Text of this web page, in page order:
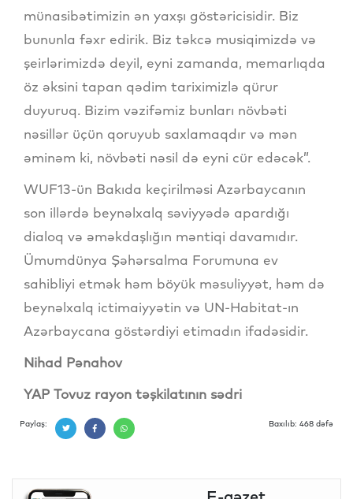
münasibətimizin ən yaxşı göstəricisidir. Biz
bununla fəxr edirik. Biz təkcə musiqimizdə və
şeirlərimizdə deyil, eyni zamanda, memarlıqda
öz əksini tapan qədim tariximizlə qürur
duyuruq. Bizim vəzifəmiz bunları növbəti
nəsillər üçün qoruyub saxlamaqdır və mən
əminəm ki, növbəti nəsil də eyni cür edəcək”.
WUF13-ün Bakıda keçirilməsi Azərbaycanın
son illərdə beynəlxalq səviyyədə apardığı
dialoq və əməkdaşlığın məntiqi davamıdır.
Ümumdünya Şəhərsalma Forumuna ev
sahibliyi etmək həm böyük məsuliyyət, həm də
beynəlxalq ictimaiyyətin və UN-Habitat-ın
Azərbaycana göstərdiyi etimadın ifadəsidir.
Nihad Pənahov
YAP Tovuz rayon təşkilatının sədri
Paylaş: Baxılıb: 468 dəfə